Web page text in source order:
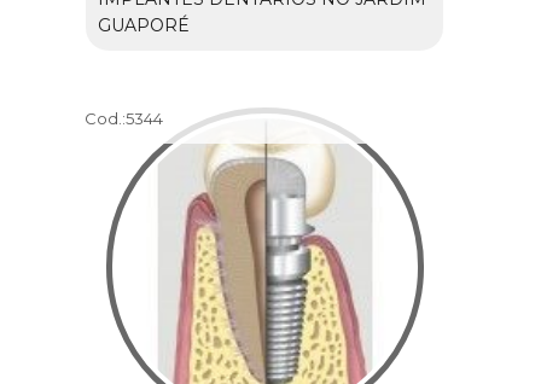
GUAPORÉ
Cod.:5344